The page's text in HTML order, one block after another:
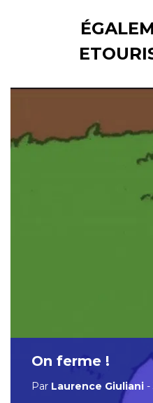
On ferme !
Par Laurence Giuliani -